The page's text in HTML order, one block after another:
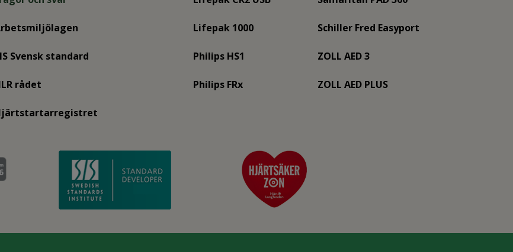
Svensk standard
rådet
Lifepak 1000
Philips HS1
Philips FRx
Schiller Fred Easyport
ZOLL AED 3
ZOLL AED PLUS